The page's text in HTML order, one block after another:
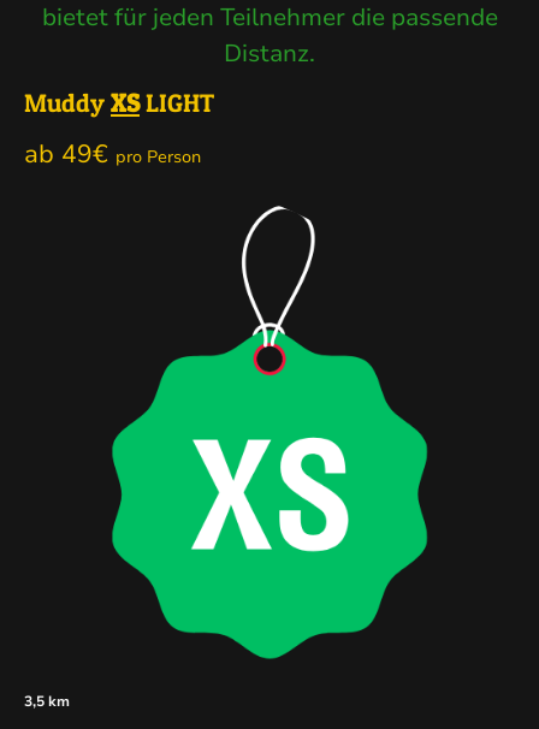
bietet für jeden Teilnehmer die passende
Distanz.
MuddyXSLIGHT
ab 49€ pro Person
3,5 km